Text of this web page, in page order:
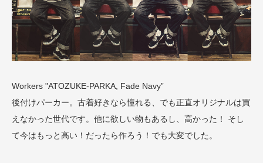
Workers "ATOZUKE-PARKA, Fade Navy”
後付けパーカー。古着好きなら憧れる、でも正直オリジナルは買
えなかった世代です。他に欲しい物もあるし、高かった！ そし
て今はもっと高い！だったら作ろう！でも大変でした。